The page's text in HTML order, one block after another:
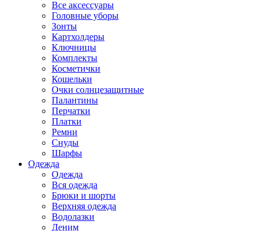
Все аксессуары
Головные уборы
Зонты
Картхолдеры
Ключницы
Комплекты
Косметички
Кошельки
Очки солнцезащитные
Палантины
Перчатки
Платки
Ремни
Снуды
Шарфы
Одежда
Одежда
Вся одежда
Брюки и шорты
Верхняя одежда
Водолазки
Деним